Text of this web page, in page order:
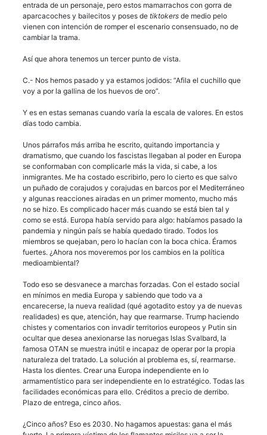
entrada de un personaje, pero estos mamarrachos con gorra de
aparcacoches y bailecitos y poses de tiktokers de medio pelo
vienen con intención de romper el escenario consensuado, no de
cambiar la trama.
Así que ahora tenemos un tercer punto de vista.
C.- Nos hemos pasado y ya estamos jodidos: “Afila el cuchillo que
voy a por la gallina de los huevos de oro”.
Y es en estas semanas cuando varía la escala de valores. En estos
días todo cambia.
Unos párrafos más arriba he escrito, quitando importancia y
dramatismo, que cuando los fascistas llegaban al poder en Europa
se conformaban con complicarle más la vida, si cabe, a los
inmigrantes. Me ha costado escribirlo, pero lo cierto es que salvo
un puñado de corajudos y corajudas en barcos por el Mediterráneo
y algunas reacciones airadas en un primer momento, mucho más
no se hizo. Es complicado hacer más cuando se está bien tal y
como se está. Europa había servido para algo: habíamos pasado la
pandemia y ningún país se había quedado tirado. Todos los
miembros se quejaban, pero lo hacían con la boca chica. Éramos
fuertes. ¿Ahora nos moveremos por los cambios en la política
medioambiental?
Todo eso se desvanece a marchas forzadas. Con el estado social
en mínimos en media Europa y sabiendo que todo va a
encarecerse, la nueva realidad (qué agotadito estoy ya de nuevas
realidades) es que, atención, hay que rearmarse. Trump haciendo
chistes y comentarios con invadir territorios europeos y Putin sin
ocultar que desea anexionarse las noruegas Islas Svalbard, la
famosa OTAN se muestra inútil e incapaz de operar por la propia
naturaleza del tratado. La solución al problema es, sí, rearmarse.
Hasta los dientes. Crear una Europa independiente en lo
armamentístico para ser independiente en lo estratégico. Todas las
facilidades económicas para ello. Créditos a precio de derribo.
Plazo de entrega, cinco años.
¿Cinco años? Eso es 2030. No hagamos apuestas: gana el más